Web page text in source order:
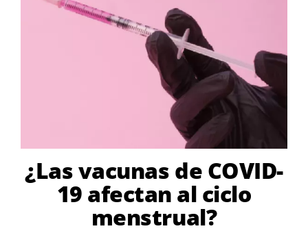
¿Las vacunas de COVID-
19 afectan al ciclo
menstrual?